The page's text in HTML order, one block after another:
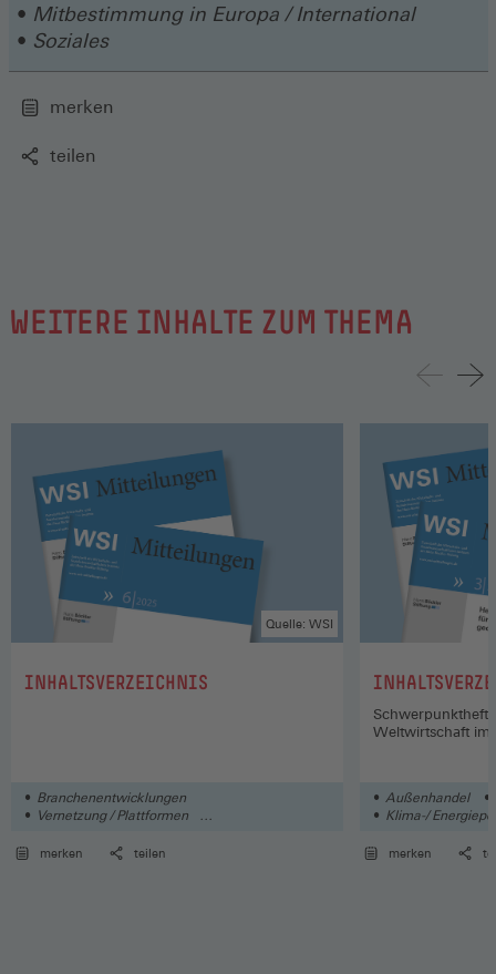
Mitbestimmung in Europa / International
Soziales
merken
teilen
WEITERE INHALTE ZUM THEMA
:INHALTSVERZEICHNIS
Quelle: WSI
Branchenentwicklungen
Vernetzung / Plattformen
merken
teilen
:
Schwerpunktheft
Weltwirtschaft im
Außenhandel
Klima-/
merken